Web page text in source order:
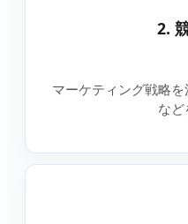
2.
マーケティング戦略
など